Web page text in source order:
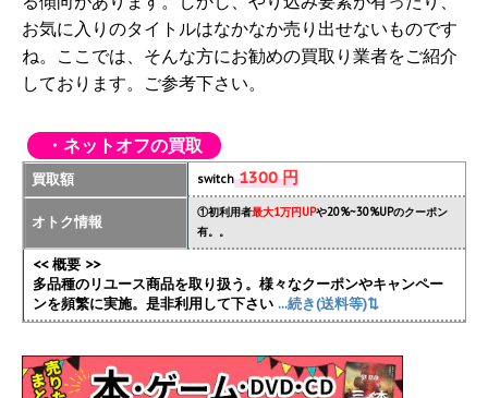
お気に入りのタイトルはなかなか売り出せないものです
ね。ここでは、そんな方にお勧めの買取り業者をご紹介
しております。ご参考下さい。
・ネットオフの買取
買取額 switch1300 円
オトク情報
①初利用者最大1万円UPや20%~30%UPのクーポン
有。。
<< 概要 >>
多品種のリユース商品を取り扱う。様々なクーポンやキャンペー
ンを頻繁に実施。是非利用して下さい ...続き(送料等)⇅